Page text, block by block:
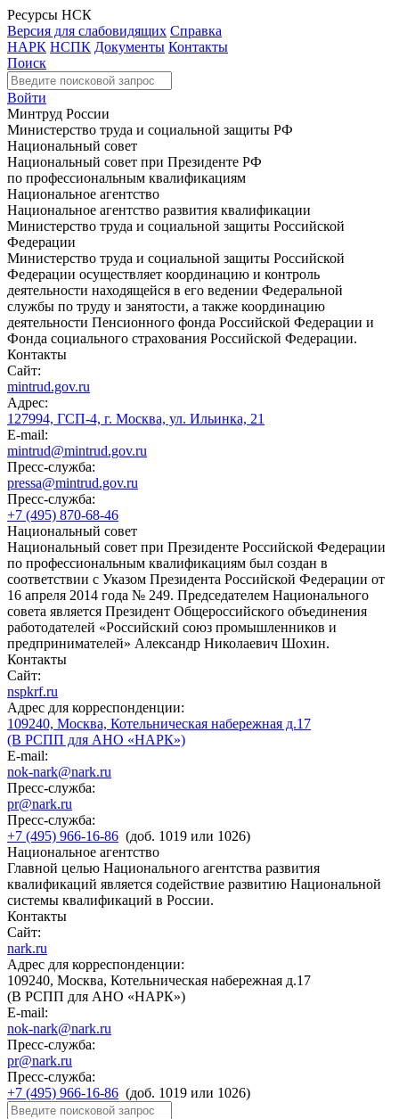
Ресурсы НСК
Версия для слабовидящих Справка
НАРК НСПК Документы Контакты
Поиск
Войти
Минтруд России
Министерство труда и социальной защиты РФ
Национальный совет
Национальный совет при Президенте РФ
по профессиональным квалификациям
Национальное агентство
Национальное агентство развития квалификации
Министерство труда и социальной защиты Российской
Федерации
Министерство труда и социальной защиты Российской
Федерации осуществляет координацию и контроль
деятельности находящейся в его ведении Федеральной
службы по труду и занятости, а также координацию
деятельности Пенсионного фонда Российской Федерации и
Фонда социального страхования Российской Федерации.
Контакты
Сайт:
mintrud.gov.ru
Адрес:
127994, ГСП-4, г. Москва, ул. Ильинка, 21
E-mail:
mintrud@mintrud.gov.ru
Пресс-служба:
pressa@mintrud.gov.ru
Пресс-служба:
+7 (495) 870-68-46
Национальный совет
Национальный совет при Президенте Российской Федерации
по профессиональным квалификациям был создан в
соответствии с Указом Президента Российской Федерации от
16 апреля 2014 года № 249. Председателем Национального
совета является Президент Общероссийского объединения
работодателей «Российский союз промышленников и
предпринимателей» Александр Николаевич Шохин.
Контакты
Сайт:
nspkrf.ru
Адрес для корреспонденции:
109240, Москва, Котельническая набережная д.17
(В РСПП для АНО «НАРК»)
E-mail:
nok-nark@nark.ru
Пресс-служба:
pr@nark.ru
Пресс-служба:
+7 (495) 966-16-86 (доб. 1019 или 1026)
Национальное агентство
Главной целью Национального агентства развития
квалификаций является содействие развитию Национальной
системы квалификаций в России.
Контакты
Сайт:
nark.ru
Адрес для корреспонденции:
109240, Москва, Котельническая набережная д.17
(В РСПП для АНО «НАРК»)
E-mail:
nok-nark@nark.ru
Пресс-служба:
pr@nark.ru
Пресс-служба:
+7 (495) 966-16-86 (доб. 1019 или 1026)